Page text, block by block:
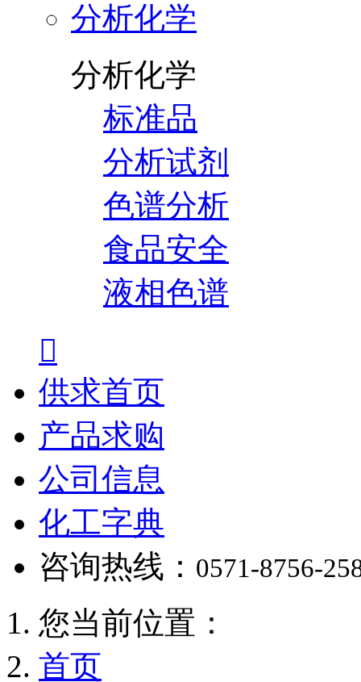
分析化学
分析化学
标准品
分析试剂
色谱分析
食品安全
液相色谱

供求首页
产品求购
公司信息
化工字典
咨询热线： 0571-8756-
您当前位置：
首页